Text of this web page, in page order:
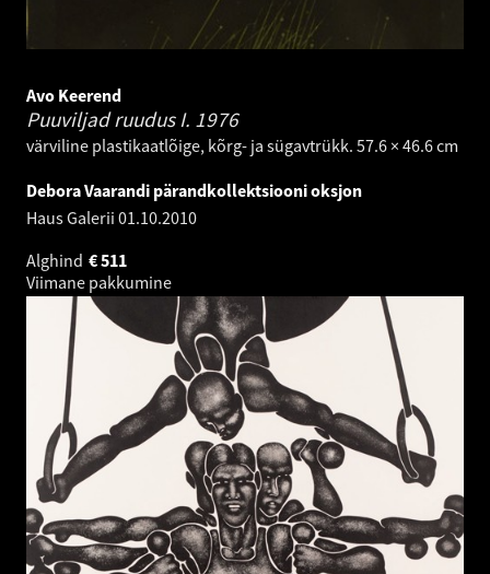
Avo Keerend
Puuviljad ruudus I. 1976
värviline plastikaatlõige, kõrg- ja sügavtrükk. 57.6 × 46.6 cm
Debora Vaarandi pärandkollektsiooni oksjon
Haus Galerii 01.10.2010
Alghind
511
€
Viimane pakkumine